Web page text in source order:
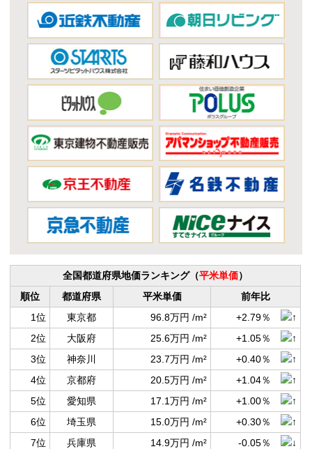
全国都道府県地価ランキング（平米単価）
順位
都道府県 平米単価
前年比
1位
東京都 96.8万円 /m²
+2.79％
2位
大阪府 25.6万円 /m²
+1.05％
3位
神奈川 23.7万円 /m²
+0.40％
4位
京都府 20.5万円 /m²
+1.04％
5位
愛知県 17.1万円 /m²
+1.00％
6位
埼玉県 15.0万円 /m²
+0.30％
7位
兵庫県 14.9万円 /m²
-0.05％